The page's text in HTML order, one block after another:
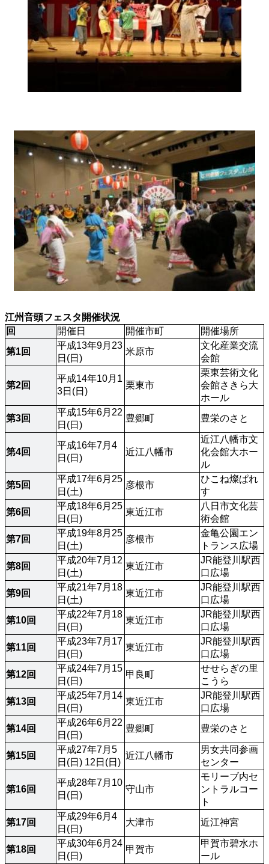
江州音頭フェスタ開催状況
回
開催日 開催市町
開催場所
第1回
平成13年9月23
日(日)
米原市
文化産業交流
会館
第2回
平成14年10月1
3日(日)
栗東市
栗東芸術文化
会館さきら大
ホール
第3回
平成15年6月22
日(日)
豊郷町 豊栄のさと
第4回
平成16年7月4
日(日)
近江八幡市
近江八幡市文
化会館大ホー
ル
第5回
平成17年6月25
日(土)
彦根市
ひこね燦ぱれ
す
第6回
平成18年6月25
日(日)
東近江市
八日市文化芸
術会館
第7回
平成19年8月25
日(土)
彦根市
金亀公園エン
トランス広場
第8回
平成20年7月12
日(土)
東近江市
JR能登川駅西
口広場
第9回
平成21年7月18
日(土)
東近江市
JR能登川駅西
口広場
第10回
平成22年7月18
日(日)
東近江市
JR能登川駅西
口広場
第11回
平成23年7月17
日(日)
東近江市
JR能登川駅西
口広場
第12回
平成24年7月15
日(日)
甲良町
せせらぎの里
こうら
第13回
平成25年7月14
日(日)
東近江市
JR能登川駅西
口広場
第14回
平成26年6月22
日(日)
豊郷町 豊栄のさと
第15回
平成27年7月5
日(日) 12日(日)
近江八幡市
男女共同参画
センター
第16回
平成28年7月10
日(日)
守山市
モリーブ内セ
ントラルコー
ト
第17回
平成29年6月4
日(日)
大津市 近江神宮
第18回
平成30年6月24
日(日)
甲賀市
甲賀市碧水ホ
ール